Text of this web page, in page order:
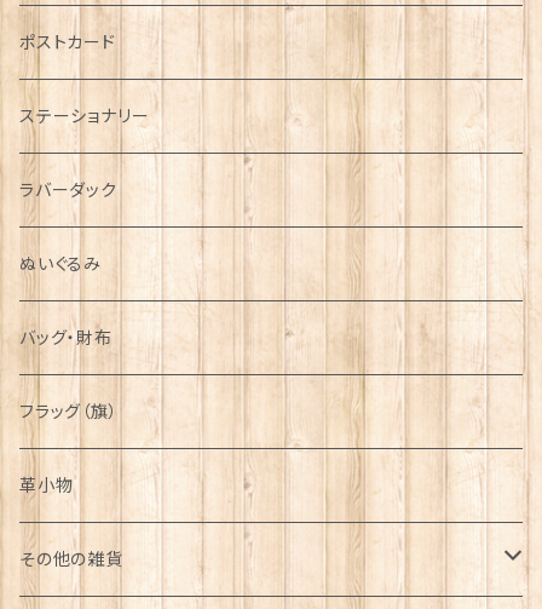
音楽＆楽器
運動＆人物
シンボル
ARMY
ポストカード
ステーショナリー
ラバーダック
ぬいぐるみ
バッグ・財布
フラッグ（旗）
革小物
その他の雑貨